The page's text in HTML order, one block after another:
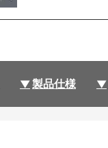
製品仕様